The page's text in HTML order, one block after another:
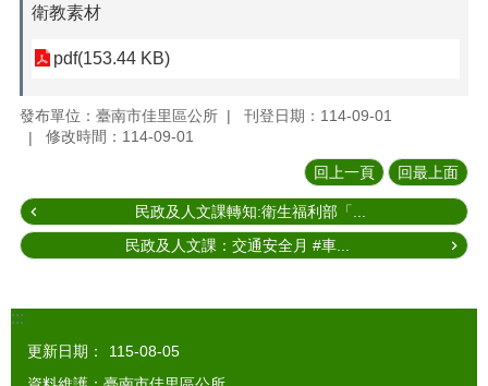
衛教素材
pdf(153.44 KB)
發布單位：臺南市佳里區公所
刊登日期：114-09-01
修改時間：114-09-01
回上一頁 回最上面
民政及人文課轉知:衛生福利部「...
民政及人文課：交通安全月 #車...
:::
更新日期：
115-08-05